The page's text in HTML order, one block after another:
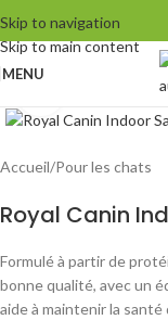
Skip to navigation
Skip to main content
MENU
Accueil/Pour les chats
Royal Canin
Formulé à partir de
bonne qualité, avec un
aide à maintenir la